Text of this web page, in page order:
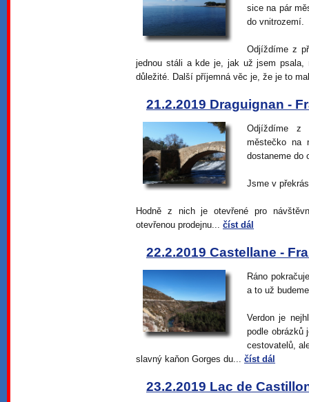
sice na pár
do vnitrozemí.
Odjíždíme z
jednou stáli a kde je, jak už jsem
důležité. Další příjemná věc je, že je to
21.2.2019 Draguignan -
Odjíždíme z
městečko na
dostaneme do
Jsme v
Hodně z nich je otevřené pro
otevřenou prodejnu... číst dál
22.2.2019 Castellane -
Ráno
a to už
Verdon je
podle obrázků
cestovatelů,
slavný kaňon Gorges du... číst dál
23.2.2019 Lac de